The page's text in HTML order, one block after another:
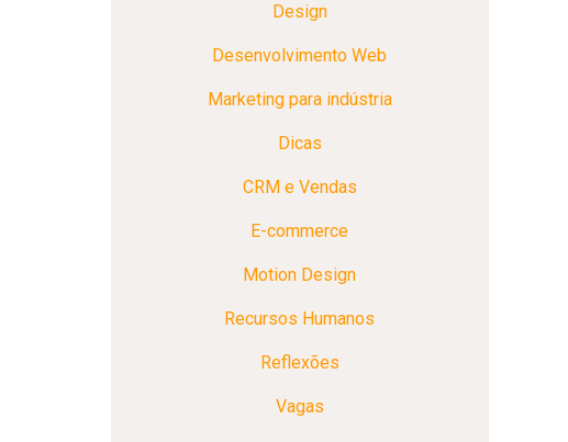
Design
Desenvolvimento Web
Marketing para indústria
Dicas
CRM e Vendas
E-commerce
Motion Design
Recursos Humanos
Reflexões
Vagas